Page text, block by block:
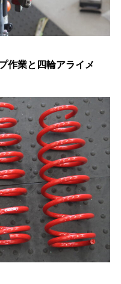
作業と四輪アライメ